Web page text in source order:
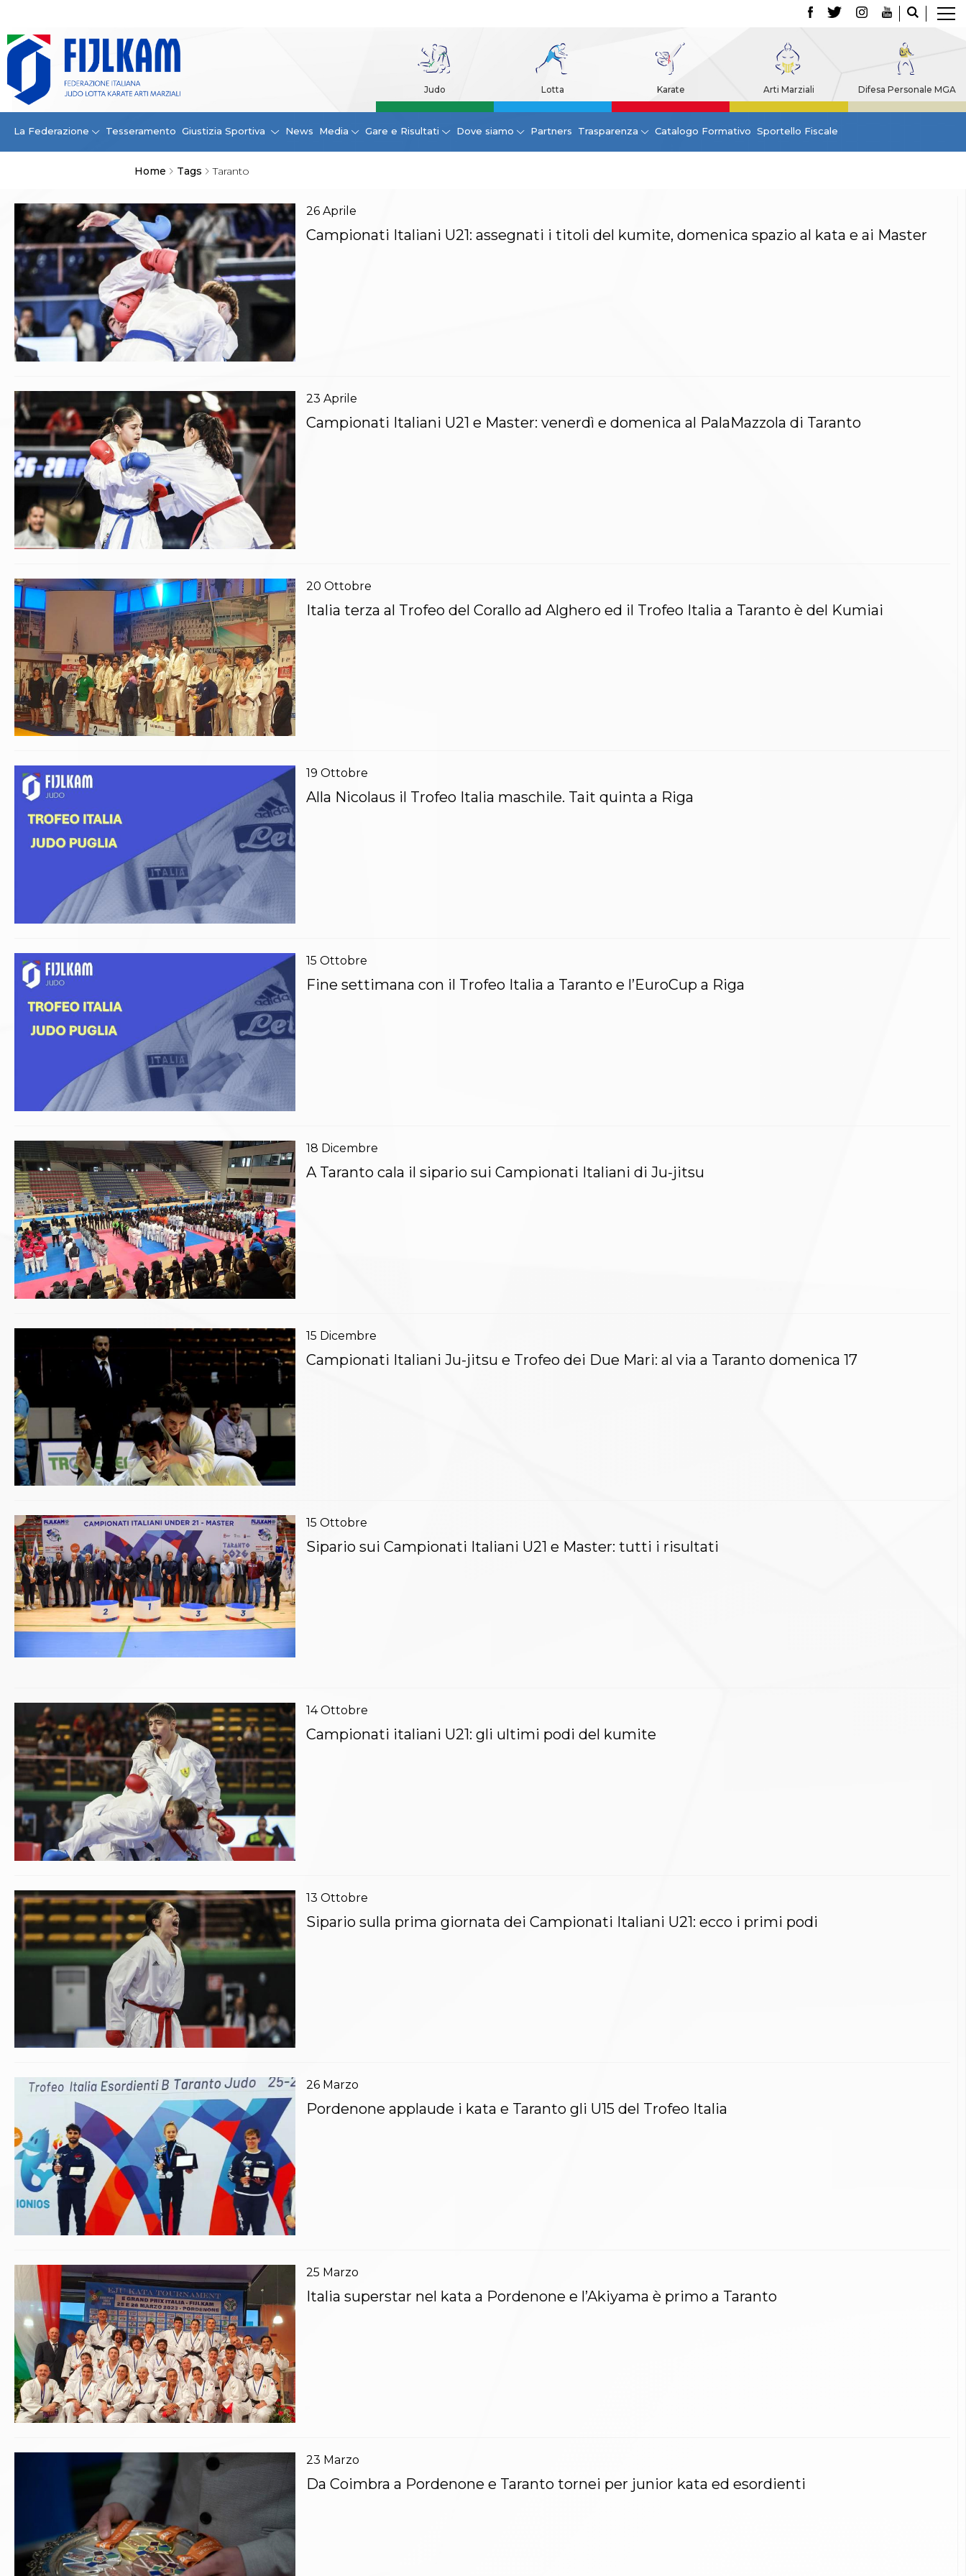
Judo Lotta Karate Arti Marziali Difesa Personale MGA
La Federazione Tesseramento Giustizia Sportiva News Media Gare e Risultati Dove siamo Partners Trasparenza Catalogo Formativo Sportello Fiscale
Home Tags Taranto
La Federazione
La FIJLKAM
Organigramma
Storia
Campioni di tutti i tempi
News
Convenzioni
Tecnici
Contatti
Safeguarding Policy
Ufficiali di Gara
Antidoping e tutela sanitaria
Tesseramento
Contatti
Norme e modulistica Affiliazioni e Tesseramenti
Polizza Assicurativa
Classifica Società Sportive con più di 100 atleti
Giustizia Sportiva
Protocollo udienze in videoconferenza
Documenti e Modulistica
Contatti
Provvedimenti in corso
Sentenze Giudice Sportivo
Sentenze Tribunale Federale
Sentenze Corte Sportiva e Federale di Appello
Sentenze di 1° Grado
Sentenze CAF
Dispositivi Tribunale Federale
Dispositivi Corte Sportiva e Federale di Appello
Spese per l’accesso alla Giustizia
Gare e Risultati
Archivio eventi
Dove siamo
Comitati Regionali
Società
La Federazione
Cerca Società Sportive
Rassegna stampa
Pubblicazioni FIJLKAM
Rivista ATHLON
Galleria Fotografica
Video
Partners
Trasparenza
FIJLKAM trasparente
Amministrazione
Gare d’Appalto
La disciplina
News
Attività Didattica
Gare e Risultati
Albi Federali
Arbitri
Lotta
La disciplina
Gare e Risultati
Attività Didattica
Albi Federali
Karate
La disciplina
News
Gare e Risultati
Attività Didattica
Albi Federali
Arti marziali
Aikido
Sumo
Capoeira
Grappling
BJJ
Pancrazio/Pankration
S'istrumpa
News
Calendario Attività
Difesa Personale MGA
La disciplina
Mappa del sito
Cerca
Contatti
News
Cookies Accept
Newsletter
Catalogo formativo
Webinar
Corsi Monotematici
Edutraining class - Didattica infantile
Corso dirigenti sportivi
Corso Direttore di Gara
Abilitazioni
Sportello Fiscale
News
Modulistica
FAQ
Quesiti fiscali
Sostenibilità
26 Aprile
Campionati Italiani U21: assegnati i titoli del kumite, domenica spazio al kata e ai Master
23 Aprile
Campionati Italiani U21 e Master: venerdì e domenica al PalaMazzola di Taranto
20 Ottobre
Italia terza al Trofeo del Corallo ad Alghero ed il Trofeo Italia a Taranto è del Kumiai
19 Ottobre
Alla Nicolaus il Trofeo Italia maschile. Tait quinta a Riga
15 Ottobre
Fine settimana con il Trofeo Italia a Taranto e l’EuroCup a Riga
18 Dicembre
A Taranto cala il sipario sui Campionati Italiani di Ju-jitsu
15 Dicembre
Campionati Italiani Ju-jitsu e Trofeo dei Due Mari: al via a Taranto domenica 17
15 Ottobre
Sipario sui Campionati Italiani U21 e Master: tutti i risultati
14 Ottobre
Campionati italiani U21: gli ultimi podi del kumite
13 Ottobre
Sipario sulla prima giornata dei Campionati Italiani U21: ecco i primi podi
26 Marzo
Pordenone applaude i kata e Taranto gli U15 del Trofeo Italia
25 Marzo
Italia superstar nel kata a Pordenone e l’Akiyama è primo a Taranto
23 Marzo
Da Coimbra a Pordenone e Taranto tornei per junior kata ed esordienti